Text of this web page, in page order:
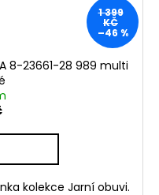
1 399
KČ
–46 %
8-23661-28 989 multi
kolekce Jarní obuvi.